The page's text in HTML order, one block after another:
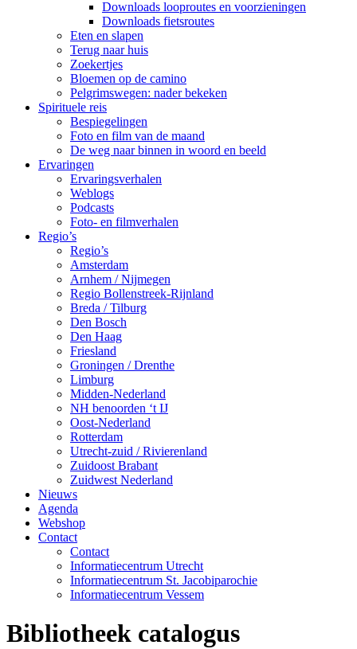
Downloads looproutes en voorzieningen
Downloads fietsroutes
Eten en slapen
Terug naar huis
Zoekertjes
Bloemen op de camino
Pelgrimswegen: nader bekeken
Spirituele reis
Bespiegelingen
Foto en film van de maand
De weg naar binnen in woord en beeld
Ervaringen
Ervaringsverhalen
Weblogs
Podcasts
Foto- en filmverhalen
Regio’s
Regio’s
Amsterdam
Arnhem / Nijmegen
Regio Bollenstreek-Rijnland
Breda / Tilburg
Den Bosch
Den Haag
Friesland
Groningen / Drenthe
Limburg
Midden-Nederland
NH benoorden ‘t IJ
Oost-Nederland
Rotterdam
Utrecht-zuid / Rivierenland
Zuidoost Brabant
Zuidwest Nederland
Nieuws
Agenda
Webshop
Contact
Contact
Informatiecentrum Utrecht
Informatiecentrum St. Jacobiparochie
Informatiecentrum Vessem
Bibliotheek catalogus